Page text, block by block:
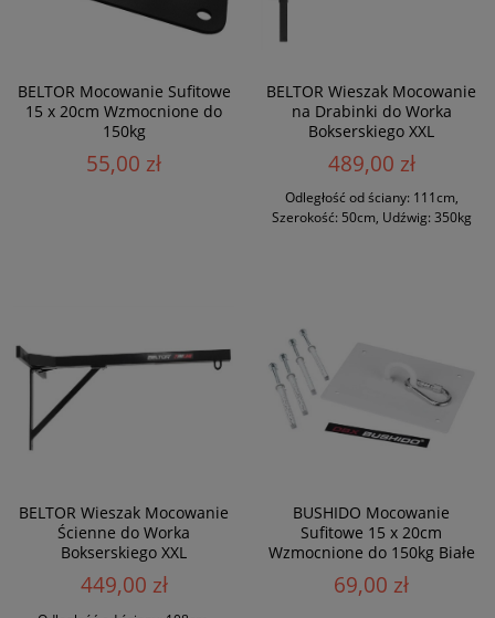
BELTOR Mocowanie Sufitowe
15 x 20cm Wzmocnione do
150kg
55,00 zł
BELTOR Wieszak Mocowanie
na Drabinki do Worka
Bokserskiego XXL
489,00 zł
Odległość od ściany: 111cm,
Szerokość: 50cm, Udźwig: 350kg
BELTOR Wieszak Mocowanie
Ścienne do Worka
Bokserskiego XXL
449,00 zł
BUSHIDO Mocowanie
Sufitowe 15 x 20cm
Wzmocnione do 150kg Białe
69,00 zł